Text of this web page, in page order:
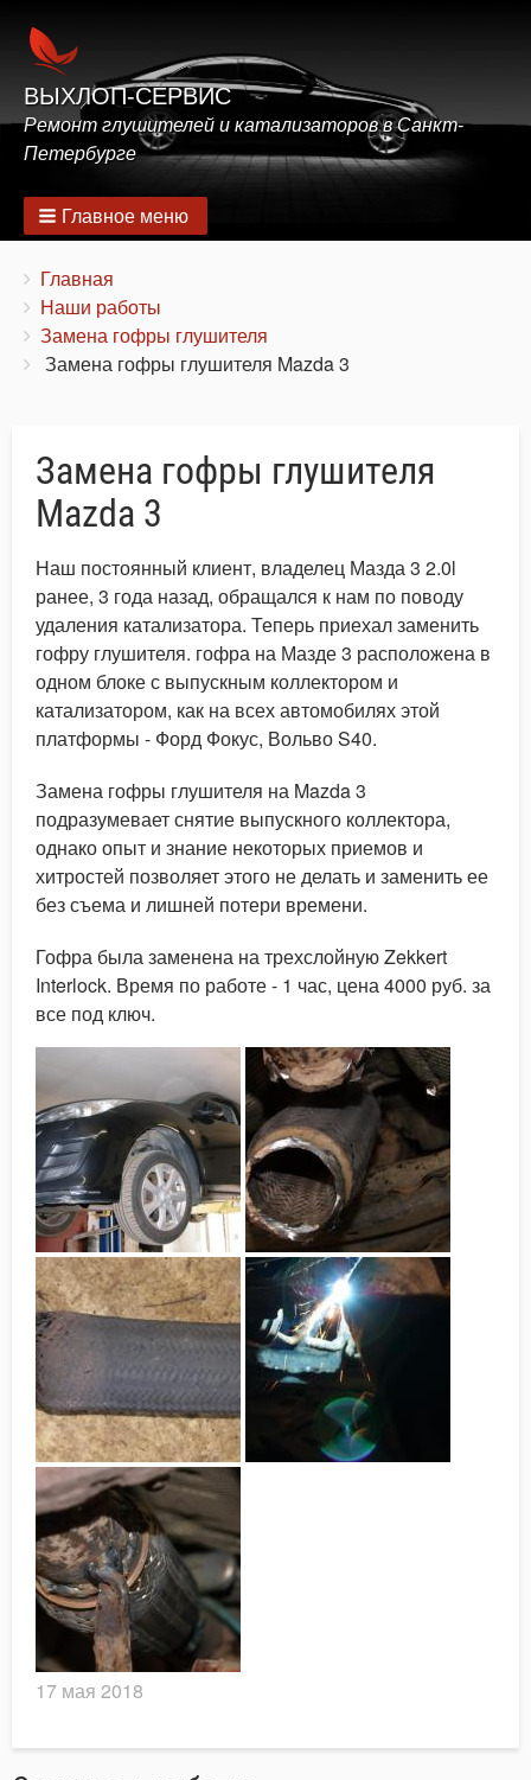
ВЫХЛОП-СЕРВИС
Ремонт глушителей и катализаторов в Санкт-
Петербурге
Главное меню
Строка
навигации
You
are
here:
Главная
Наши работы
Замена гофры глушителя
Замена гофры глушителя Mazda 3
Замена гофры глушителя
Mazda 3
Наш постоянный клиент, владелец Мазда 3 2.0l
ранее, 3 года назад, обращался к нам по поводу
удаления катализатора. Теперь приехал заменить
гофру глушителя. гофра на Мазде 3 расположена в
одном блоке с выпускным коллектором и
катализатором, как на всех автомобилях этой
платформы - Форд Фокус, Вольво S40.
Замена гофры глушителя на Mazda 3
подразумевает снятие выпускного коллектора,
однако опыт и знание некоторых приемов и
хитростей позволяет этого не делать и заменить ее
без съема и лишней потери времени.
Гофра была заменена на трехслойную Zekkert
Interlock. Время по работе - 1 час, цена 4000 руб. за
все под ключ.
17 мая 2018